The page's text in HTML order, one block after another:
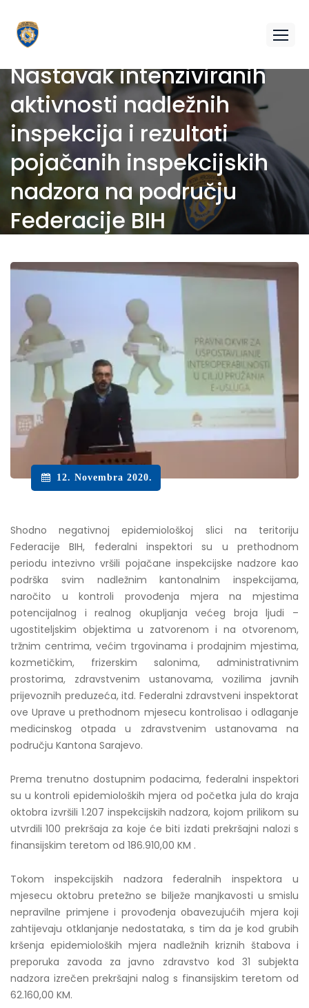
Nastavak intenziviranih
aktivnosti nadležnih
inspekcija i rezultati
pojačanih inspekcijskih
nadzora na području
Federacije BIH
12. Novembra 2020.
Shodno negativnoj epidemiološkoj slici na teritoriju
Federacije BIH, federalni inspektori su u prethodnom
periodu intezivno vršili pojačane inspekcijske nadzore kao
podrška svim nadležnim kantonalnim inspekcijama,
naročito u kontroli provođenja mjera na mjestima
potencijalnog i realnog okupljanja većeg broja ljudi –
ugostiteljskim objektima u zatvorenom i na otvorenom,
tržnim centrima, većim trgovinama i prodajnim mjestima,
kozmetičkim, frizerskim salonima, administrativnim
prostorima, zdravstvenim ustanovama, vozilima javnih
prijevoznih preduzeća, itd. Federalni zdravstveni inspektorat
ove Uprave u prethodnom mjesecu kontrolisao i odlaganje
medicinskog otpada u zdravstvenim ustanovama na
području Kantona Sarajevo.
Prema trenutno dostupnim podacima, federalni inspektori
su u kontroli epidemioloških mjera od početka jula do kraja
oktobra izvršili 1.207 inspekcijskih nadzora, kojom prilikom su
utvrdili 100 prekršaja za koje će biti izdati prekršajni nalozi s
finansijskim teretom od 186.910,00 KM .
Tokom inspekcijskih nadzora federalnih inspektora u
mjesecu oktobru pretežno se bilježe manjkavosti u smislu
nepravilne primjene i provođenja obavezujućih mjera koji
zahtijevaju otklanjanje nedostataka, s tim da je kod grubih
kršenja epidemioloških mjera nadležnih kriznih štabova i
preporuka zavoda za javno zdravstvo kod 31 subjekta
nadzora izrečen prekršajni nalog s finansijskim teretom od
62.160,00 KM.